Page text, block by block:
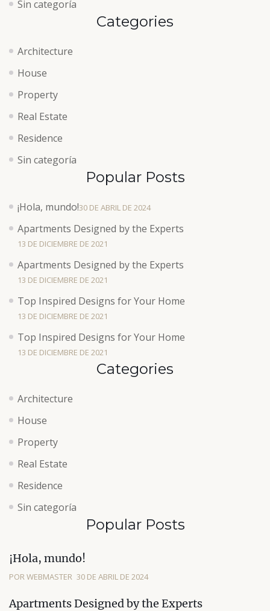
Sin categoría
Categories
Architecture
House
Property
Real Estate
Residence
Sin categoría
Popular Posts
¡Hola, mundo!30 DE ABRIL DE 2024
Apartments Designed by the Experts
13 DE DICIEMBRE DE 2021
Apartments Designed by the Experts
13 DE DICIEMBRE DE 2021
Top Inspired Designs for Your Home
13 DE DICIEMBRE DE 2021
Top Inspired Designs for Your Home
13 DE DICIEMBRE DE 2021
Categories
Architecture
House
Property
Real Estate
Residence
Sin categoría
Popular Posts
¡Hola, mundo!
POR WEBMASTER 30 DE ABRIL DE 2024
Apartments Designed by the Experts